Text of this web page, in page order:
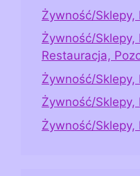
Żywność/Sklepy,
Żywność/Sklepy,
Restauracja,
Żywność/Sklepy,
Żywność/Sklepy,
Żywność/Sklepy,